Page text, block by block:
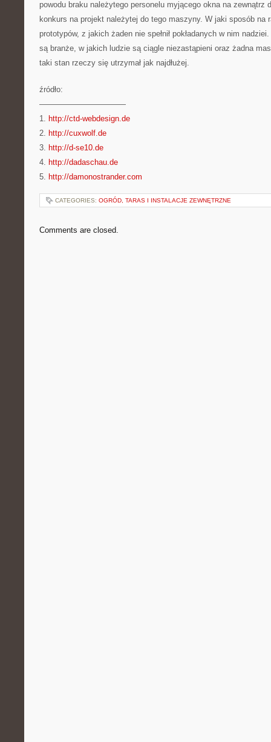
powodu braku należytego personelu myjącego okna na zewnątrz
konkurs na projekt należytej do tego maszyny. W jaki sposób na
prototypów, z jakich żaden nie spełnił pokładanych w nim
są branże, w jakich ludzie są ciągle niezastąpieni oraz żadna
taki stan rzeczy się utrzymał jak najdłużej.
źródło:
———————————
1. http://ctd-webdesign.de
2. http://cuxwolf.de
3. http://d-se10.de
4. http://dadaschau.de
5. http://damonostrander.com
CATEGORIES: OGRÓD, TARAS I INSTALACJE ZEWNĘTRZNE
Comments are closed.